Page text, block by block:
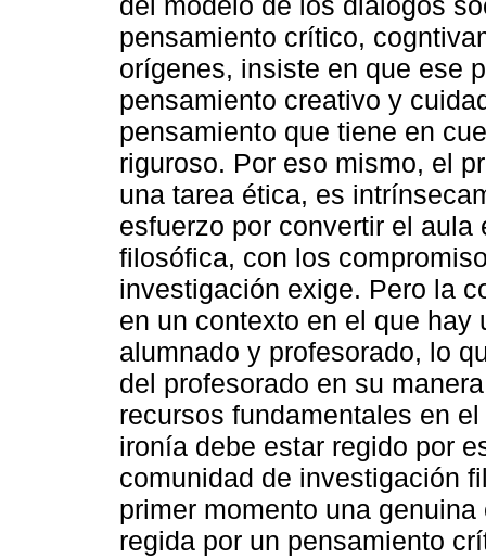
pensamiento crítico,
orígenes, insiste en que ese
pensamiento creativo y
pensamiento que tiene en
riguroso. Por eso mismo, el
una tarea ética, es
esfuerzo por convertir el
filosófica, con los
investigación exige. Pero la
en un contexto en el que
alumnado y profesorado, lo
del profesorado en su
recursos fundamentales en
ironía debe estar regido por
comunidad de investigación
primer momento una
regida por un pensamiento